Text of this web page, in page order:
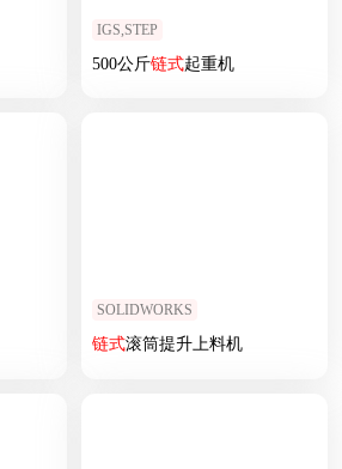
IGS,STEP
500公斤链式起重机
SOLIDWORKS
链式滚筒提升上料机